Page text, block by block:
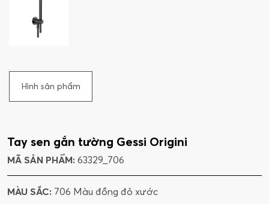
Hình sản phẩm
Tay sen gắn tường Gessi Origini
MÃ SẢN PHẨM: 63329_706
MÀU SẮC: 706 Màu đồng đỏ xước